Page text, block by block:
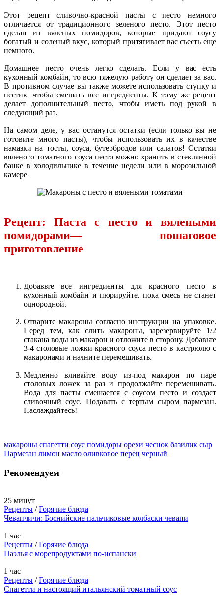
Этот рецепт сливочно-красной пасты с песто немного
отличается от традиционного зеленого песто. Этот песто
сделан из вяленых помидоров, которые придают соусу
богатый и соленый вкус, который притягивает вас съесть еще
немного.
Домашнее песто очень легко сделать. Если у вас есть
кухонный комбайн, то всю тяжелую работу он сделает за вас.
В противном случае вы также можете использовать ступку и
пестик, чтобы смешать все ингредиенты. К тому же рецепт
делает дополнительный песто, чтобы иметь под рукой в
следующий раз.
На самом деле, у вас останутся остатки (если только вы не
готовите много пасты), чтобы использовать их в качестве
намазки на тосты, соуса, бутербродов или салатов! Остатки
вяленого томатного соуса песто можно хранить в стеклянной
банке в холодильнике в течение недели или в морозильной
камере.
Рецепт: Паста с песто и вялеными
помидорами— пошаговое
приготовление
Добавьте все ингредиенты для красного песто в
кухонный комбайн и пюрируйте, пока смесь не станет
однородной.
Отварите макароны согласно инструкции на упаковке.
Перед тем, как слить макароны, зарезервируйте 1/2
стакана воды из макарон и отложите в сторону. Добавьте
3-4 столовые ложки красного соуса песто в кастрюлю с
макаронами и начните перемешивать.
Медленно вливайте воду из-под макарон по паре
столовых ложек за раз и продолжайте перемешивать.
Вода для пасты смешается с соусом песто и создаст
сливочный соус. Подавать с тертым сыром пармезан.
Наслаждайтесь!
макароны спагетти соус помидоры орехи чеснок базилик сыр
Пармезан лимон масло оливковое перец черный
Рекомендуем
25 минут
Рецепты /Горячие блюда
Чевапчичи: Боснийские пальчиковые колбаски чевапи
1 час
Рецепты /Горячие блюда
Паэлья с морепродуктами по-испански
1 час
Рецепты /Горячие блюда
Спагетти и настоящий итальянский томатный соус